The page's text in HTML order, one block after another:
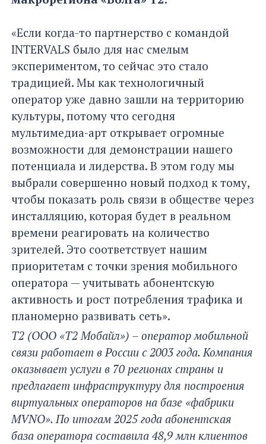
«Если когда-то партнерство с командой
INTERVALS было для нас смелым
экспериментом, то сейчас это стало
традицией. Мы как технологичный
оператор уже давно зашли на территорию
культуры, потому что сегодня
мультимедиа-арт открывает огромные
возможности для демонстрации нашего
потенциала и лидерства. В этом году мы
выбрали совершенно новый подход к тому,
чтобы показать роль связи в обществе через
инсталляцию, которая будет в реальном
времени реагировать на количество
зрителей. Это соответствует нашим
приоритетам с точки зрения мобильного
оператора — учитывать абонентскую
активность и рост потребления трафика и
планомерно развивать сеть».
Т2 (ООО «Т2 Мобайл») – оператор мобильной
связи работает в России с 2003 года. Компания
оказывает услуги в 70 регионах страны и
предлагает инфраструктуру для построения
виртуальных операторов на базе «фабрики
MVNO». По итогам 2025 года абонентская
база оператора составила 48,9 млн клиентов